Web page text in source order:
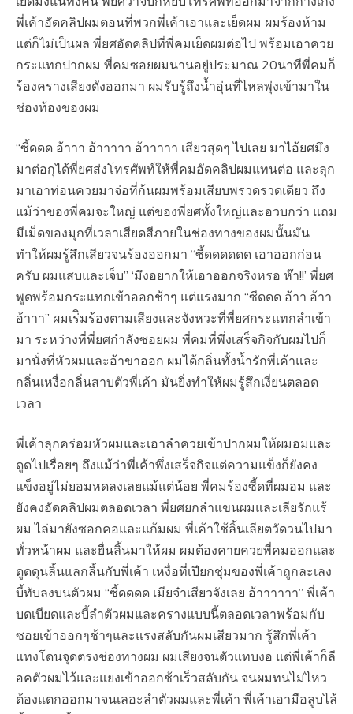
พี่เค้าอัดคลิปผมตอนที่พวกพี่เค้าเอาและเย็ดผม ผมร้องห้าม
แต่ก็ไม่เป็นผล พี่ยศอัดคลิปที่พี่คมเย็ดผมต่อไป พร้อมเอาควย
กระแทกปากผม พี่คมซอยผมนานอยู่ประมาณ 20นาทีพี่คมก็
ร้องครางเสียงดังออกมา ผมรับรู้ถึงน้ำอุ่นที่ไหลพุ่งเข้ามาใน
ช่องท้องของผม
“ซี้ดดด อ้าาา อ้าาาาา อ้าาาาา เสียวสุดๆ ไปเลย มาไอ้ยศมึง
มาต่อกุได้พี่ยศส่งโทรศัพท์ให้พี่คมอัดคลิปผมแทนต่อ และลุก
มาเอาท่อนควยมาจ่อที่ก้นผมพร้อมเสียบพรวดรวดเดียว ถึง
แม้ว่าของพี่คมจะใหญ่ แต่ของพี่ยศทั้งใหญ่และอวบกว่า แถม
มีเม็ดของมุกที่เวลาเสียดสีภายในช่องทางของผมนั้นมัน
ทำให้ผมรู้สึกเสียวจนร้องออกมา “ซี้ดดดดดด เอาออกก่อน
ครับ ผมแสบและเจ็บ” ‘มึงอยากให้เอาออกจริงหรอ ห๊า!!’ พี่ยศ
พูดพร้อมกระแทกเข้าออกช้าๆ แต่แรงมาก “ซีดดด อ้าา อ้าา
อ้าาา” ผมเร่ิมร้องตามเสียงและจังหวะที่พี่ยศกระแทกลำเข้า
มา ระหว่างที่พี่ยศกำลังซอยผม พี่คมที่พึ่งเสร็จกิจกับผมไปก็
มานั่งที่หัวผมและอ้าขาออก ผมได้กลิ่นทั้งน้ำรักพี่เค้าและ
กลิ่นเหงื่อกลิ่นสาบตัวพี่เค้า มันยิ่งทำให้ผมรู้สึกเงี่ยนตลอด
เวลา
พี่เค้าลุกคร่อมหัวผมและเอาลำควยเข้าปากผมให้ผมอมและ
ดูดไปเรื่อยๆ ถึงแม้ว่าพี่เค้าพึ่งเสร็จกิจแต่ความแข็งก็ยังคง
แข็งอยู่ไม่ยอมหดลงเลยแม้แต่น้อย พี่คมร้องซี้ดที่ผมอม และ
ยังคงอัดคลิปผมตลอดเวลา พี่ยศยกลำแขนผมและเลียรักแร้
ผม ไล่มายังซอกคอและแก้มผม พี่เค้าใช้ลิ้นเลียตวัดวนไปมา
ทั่วหน้าผม และยื่นลิ้นมาให้ผม ผมต้องคายควยพี่คมออกและ
ดูดดุนลิ้นแลกลิ้นกับพี่เค้า เหงื่อที่เปียกชุ่มของพี่เค้าถูกละเลง
บี้ทับลงบนตัวผม “ซี้ดดดด เมียจ๋าเสียวจังเลย อ้าาาาาา” พี่เค้า
บดเบียดและบี้ลำตัวผมและครางแบบนี้ตลอดเวลาพร้อมกับ
ซอยเข้าออกๆช้าๆและแรงสลับกันผมเสียวมาก รู้สึกพี่เค้า
แทงโดนจุดตรงช่องทางผม ผมเสียงจนตัวแทบงอ แต่พี่เค้าก็ลี
อคตัวผมไว้และแยงเข้าออกช้าเร็วสลับกัน จนผมทนไม่ไหว
ต้องแตกออกมาจนเลอะลำตัวผมและพี่เค้า พี่เค้าเอามือลูบไล้